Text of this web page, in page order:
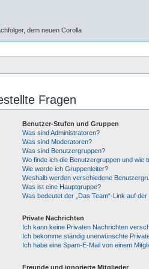
dem neuen Corolla
Fragen
Benutzer-Stufen und Gruppen
Was sind Administratoren?
Was sind Moderatoren?
Was sind Benutzergruppen?
Wo finde ich die Benutzergruppen und wie
Wie werde ich Gruppenleiter?
Weshalb werden verschiedene
Was ist eine Hauptgruppe?
Was bedeutet der „Das Team“-Link auf
Private Nachrichten
Ich kann keine Privaten Nachrichten
Ich bekomme ständig unerwünschte
Ich habe eine Spam-E-Mail von einem
Freunde und ignorierte Mitglieder